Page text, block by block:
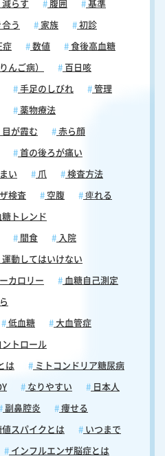
減らす 腹囲 基準
合う 家族 初診
症 数値 食後高血糖
んご病） 百日咳
手足のしびれ 管理
薬物療法
目が霞む 赤ら顔
首の後ろが痛い
い 爪 検査方法
検査 空腹 痺れる
糖トレンド
間食 入院
運動してはいけない
カロリー 血糖自己測定
低血糖 大血管症
ントロール
は ミトコンドリア糖尿病
なりやすい 日本人
副鼻腔炎 痩せる
値スパイクとは いつまで
インフルエンザ脳症とは